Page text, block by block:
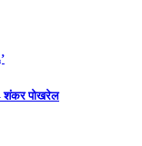
शंकर पोखरेल